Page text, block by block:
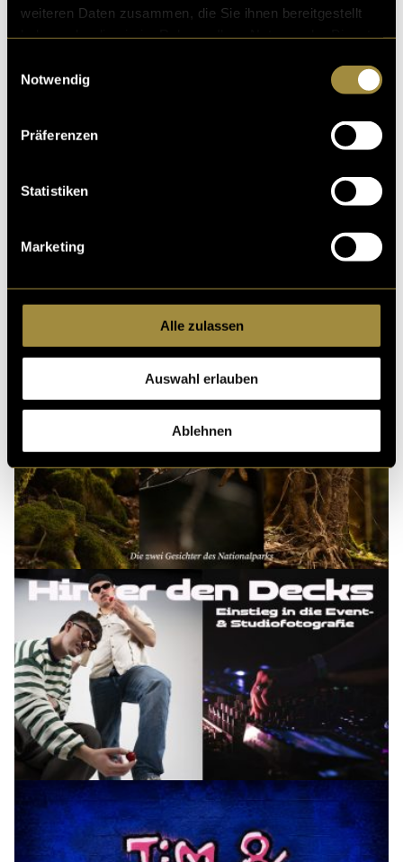
weiteren Daten zusammen, die Sie ihnen bereitgestellt
Notwendig
Präferenzen
Statistiken
Marketing
Alle zulassen
Auswahl erlauben
Ablehnen